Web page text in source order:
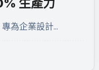
生產力
專為企業設計…